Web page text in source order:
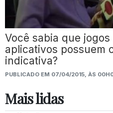
Você sabia que
aplicativos possuem
indicativa?
PUBLICADO EM 07/04/2015, ÀS
Mais lidas